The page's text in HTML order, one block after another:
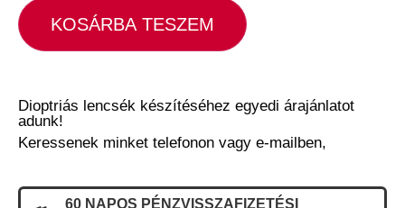
KOSÁRBA TESZEM
Dioptriás lencsék készítéséhez egyedi árajánlatot
adunk!
Keressenek minket telefonon vagy e-mailben,
60 NAPOS PÉNZVISSZAFIZETÉSI